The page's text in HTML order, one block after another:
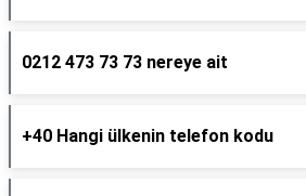
0212 473 73 73 nereye ait
+40 Hangi ülkenin telefon kodu